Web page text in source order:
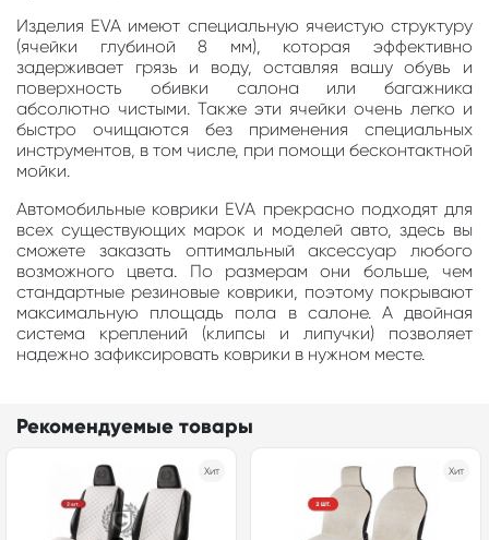
Изделия EVA имеют специальную ячеистую структуру
(ячейки глубиной 8 мм), которая эффективно
задерживает грязь и воду, оставляя вашу обувь и
поверхность обивки салона или багажника
абсолютно чистыми. Также эти ячейки очень легко и
быстро очищаются без применения специальных
инструментов, в том числе, при помощи бесконтактной
мойки.
Автомобильные коврики EVA прекрасно подходят для
всех существующих марок и моделей авто, здесь вы
сможете заказать оптимальный аксессуар любого
возможного цвета. По размерам они больше, чем
стандартные резиновые коврики, поэтому покрывают
максимальную площадь пола в салоне. А двойная
система креплений (клипсы и липучки) позволяет
надежно зафиксировать коврики в нужном месте.
Рекомендуемые товары
Хит Хит